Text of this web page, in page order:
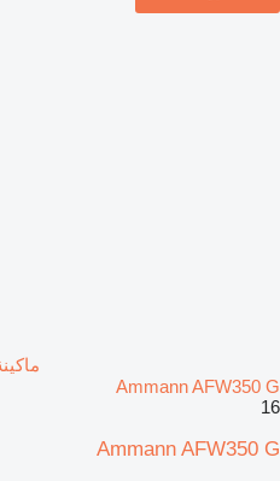
Ammann AFW350 G
16
Ammann AFW350 G